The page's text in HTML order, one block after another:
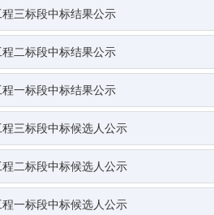
三标段中标结果公示
二标段中标结果公示
一标段中标结果公示
三标段中标候选人公示
二标段中标候选人公示
一标段中标候选人公示